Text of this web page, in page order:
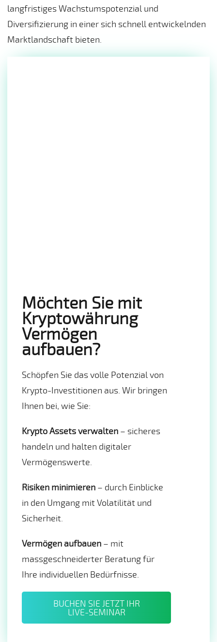
langfristiges Wachstumspotenzial und
Diversifizierung in einer sich schnell entwickelnden
Marktlandschaft bieten.
Möchten Sie mit
Kryptowährung
Vermögen
aufbauen?
Schöpfen Sie das volle Potenzial von
Krypto-Investitionen aus. Wir bringen
Ihnen bei, wie Sie:
Krypto Assets verwalten – sicheres
handeln und halten digitaler
Vermögenswerte.
Risiken minimieren – durch Einblicke
in den Umgang mit Volatilität und
Sicherheit.
Vermögen aufbauen – mit
massgeschneiderter Beratung für
Ihre individuellen Bedürfnisse.
BUCHEN SIE JETZT IHR
LIVE-SEMINAR